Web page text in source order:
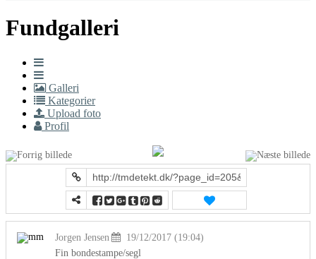
Fundgalleri
Galleri
Kategorier
Upload foto
Profil
Jorgen Jensen
19/12/2017 (19:04)
Fin bondestampe/segl